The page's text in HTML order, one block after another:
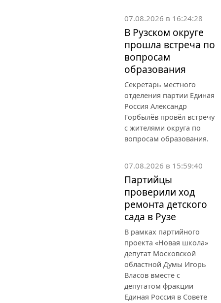
07.08.2026 в 16:24:28
В Рузском округе
прошла встреча по
вопросам
образования
Секретарь местного
отделения партии Единая
Россия Александр
Горбылёв провёл встречу
с жителями округа по
вопросам образования.
07.08.2026 в 15:59:40
Партийцы
проверили ход
ремонта детского
сада в Рузе
В рамках партийного
проекта «Новая школа»
депутат Московской
областной Думы Игорь
Власов вместе с
депутатом фракции
Единая Россия в Совете